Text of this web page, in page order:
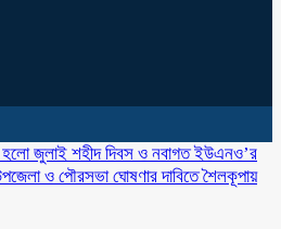
হলো জুলাই শহীদ দিবস ও নবাগত ইউএনও’র
ও পৌরসভা ঘোষণার দাবিতে শৈলকূপায়